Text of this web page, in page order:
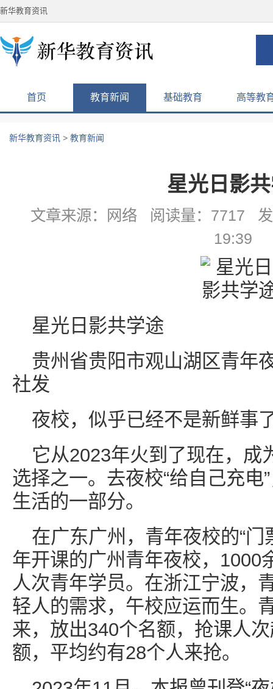
新华教育资讯
首页 教育新闻 基础教育 高等教
新华教育资讯 > 教育新闻
星光日影
文章来源：网络 阅读量：7717
19:39
星光日影共学途
贵州省贵阳市观山湖区青年
社发
夜校，似乎已经不是新鲜事
它从2023年火到了现在，成
选择之一。去夜校“给自己充电
生活的一部分。
在广东广州，青年夜校的“
年开课的广州青年夜校，1000
人次青年学员。在浙江宁波，
轻人的需求，午校应运而生。
来，放出340个名额，抢课人
额，平均约有28个人来抢。